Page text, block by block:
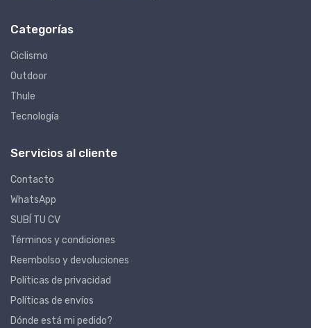
Categorías
Ciclismo
Outdoor
Thule
Tecnología
Servicios al cliente
Contacto
WhatsApp
SUBÍ TU CV
Términos y condiciones
Reembolso y devoluciones
Políticas de privacidad
Políticas de envíos
Dónde está mi pedido?